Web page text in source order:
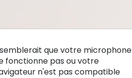
que votre microphone
fonctionne pas ou votre
n'est pas compatible